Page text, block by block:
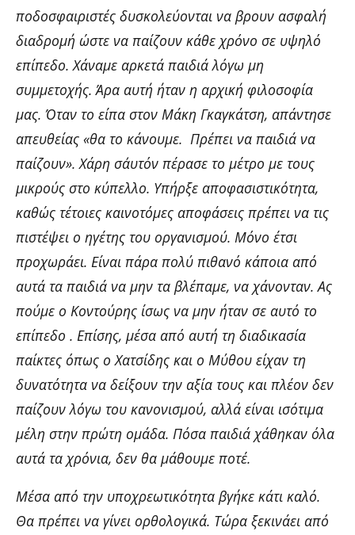
ποδοσφαιριστές δυσκολεύονται να βρουν ασφαλή
διαδρομή ώστε να παίζουν κάθε χρόνο σε υψηλό
επίπεδο. Χάναμε αρκετά παιδιά λόγω μη
συμμετοχής. Άρα αυτή ήταν η αρχική φιλοσοφία
μας. Όταν το είπα στον Μάκη Γκαγκάτση, απάντησε
απευθείας «θα το κάνουμε. Πρέπει να παιδιά να
παίζουν». Χάρη σ΄αυτόν πέρασε το μέτρο με τους
μικρούς στο κύπελλο. Υπήρξε αποφασιστικότητα,
καθώς τέτοιες καινοτόμες αποφάσεις πρέπει να τις
πιστέψει ο ηγέτης του οργανισμού. Μόνο έτσι
προχωράει. Είναι πάρα πολύ πιθανό κάποια από
αυτά τα παιδιά να μην τα βλέπαμε, να χάνονταν. Ας
πούμε ο Κοντούρης ίσως να μην ήταν σε αυτό το
επίπεδο . Επίσης, μέσα από αυτή τη διαδικασία
παίκτες όπως ο Χατσίδης και ο Μύθου είχαν τη
δυνατότητα να δείξουν την αξία τους και πλέον δεν
παίζουν λόγω του κανονισμού, αλλά είναι ισότιμα
μέλη στην πρώτη ομάδα. Πόσα παιδιά χάθηκαν όλα
αυτά τα χρόνια, δεν θα μάθουμε ποτέ.
Μέσα από την υποχρεωτικότητα βγήκε κάτι καλό.
Θα πρέπει να γίνει ορθολογικά. Τώρα ξεκινάει από